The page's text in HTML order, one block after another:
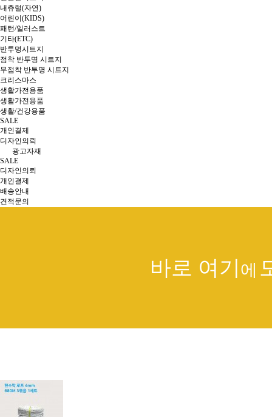
내츄럴(자연)
어린이(KIDS)
패턴/일러스트
기타(ETC)
반투명시트지
점착 반투명 시트지
무점착 반투명 시트지
크리스마스
생활가전용품
생활가전용품
생활/건강용품
SALE
개인결제
디자인의뢰
광고자재
SALE
디자인의뢰
개인결제
배송안내
견적문의
바로 여기에